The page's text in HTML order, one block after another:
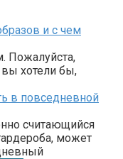
и с чем
Пожалуйста,
вы хотели бы,
в повседневной
считающийся
может